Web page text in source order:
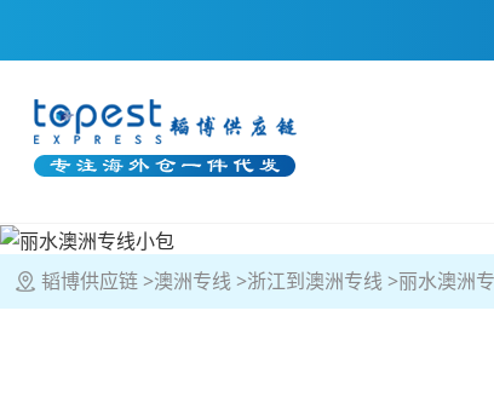
韬博供应链 澳洲专线 浙江到澳洲专线 丽水澳洲